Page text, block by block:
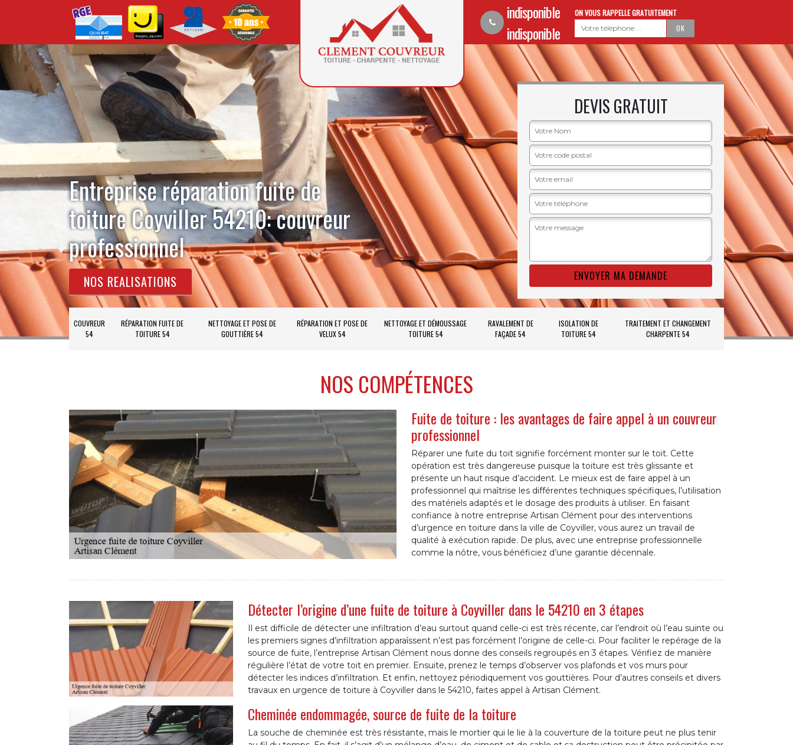
indisponible
indisponible
ON VOUS RAPPELLE GRATUITEMENT
Entreprise réparation fuite de
toiture Coyviller 54210: couvreur
professionnel
NOS REALISATIONS
DEVIS GRATUIT
COUVREUR
54
RÉPARATION FUITE DE
TOITURE 54
NETTOYAGE ET POSE DE
GOUTTIÈRE 54
RÉPARATION ET POSE DE
VELUX 54
NETTOYAGE ET DÉMOUSSAGE
TOITURE 54
RAVALEMENT DE
FAÇADE 54
ISOLATION DE
TOITURE 54
TRAITEMENT ET CHANGEMENT
CHARPENTE 54
NOS COMPÉTENCES
Fuite de toiture : les avantages de faire appel à un couvreur
professionnel
Réparer une fuite du toit signifie forcément monter sur le toit. Cette
opération est très dangereuse puisque la toiture est très glissante et
présente un haut risque d’accident. Le mieux est de faire appel à un
professionnel qui maîtrise les différentes techniques spécifiques, l’utilisation
des matériels adaptés et le dosage des produits à utiliser. En faisant
confiance à notre entreprise Artisan Clément pour des interventions
d’urgence en toiture dans la ville de Coyviller, vous aurez un travail de
qualité à exécution rapide. De plus, avec une entreprise professionnelle
comme la nôtre, vous bénéficiez d’une garantie décennale.
Détecter l’origine d’une fuite de toiture à Coyviller dans le 54210 en 3 étapes
Il est difficile de détecter une infiltration d’eau surtout quand celle-ci est très récente, car l’endroit où l’eau suinte ou
les premiers signes d’infiltration apparaîssent n’est pas forcément l’origine de celle-ci. Pour faciliter le repérage de la
source de fuite, l’entreprise Artisan Clément nous donne des conseils regroupés en 3 étapes. Vérifiez de manière
régulière l’état de votre toit en premier. Ensuite, prenez le temps d’observer vos plafonds et vos murs pour
détecter les indices d’infiltration. Et enfin, nettoyez périodiquement vos gouttières. Pour d’autres conseils et divers
travaux en urgence de toiture à Coyviller dans le 54210, faites appel à Artisan Clément.
Cheminée endommagée, source de fuite de la toiture
La souche de cheminée est très résistante, mais le mortier qui le lie à la couverture de la toiture peut ne plus tenir